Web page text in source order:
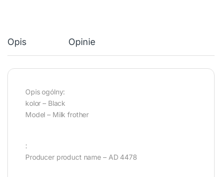
Opis Opinie
Opis ogólny:
kolor – Black
Model – Milk frother
:
Producer product name – AD 4478